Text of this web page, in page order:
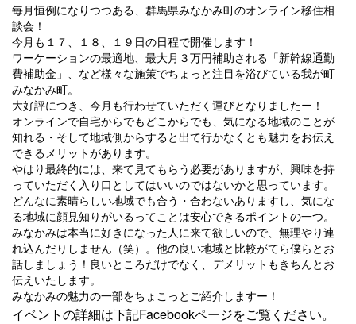
毎月恒例になりつつある、群馬県みなかみ町のオンライン移住相
談会！
今月も１７、１８、１９日の日程で開催します！
ワーケーションの最適地、最大月３万円補助される「新幹線通勤
費補助金」、など様々な施策でちょっと注目を浴びている我が町
みなかみ町。
大好評につき、今月も行わせていただく運びとなりましたー！
オンラインで自宅からでもどこからでも、気になる地域のことが
知れる・そして地域側からすると出て行かなくとも魅力をお伝え
できるメリットがあります。
やはり最終的には、来て見てもらう必要がありますが、興味を持
っていただく入り口としてはいいのではないかと思っています。
どんなに素晴らしい地域でも合う・合わないありますし、気にな
る地域に顔見知りがいるってことは安心できるポイントの一つ。
みなかみは本当に好きになった人に来て欲しいので、無理やり連
れ込んだりしません（笑）。他の良い地域と比較がてら僕らとお
話しましょう！良いところだけでなく、デメリットもきちんとお
伝えいたします。
みなかみの魅力の一部をちょこっとご紹介しますー！
イベントの詳細は下記Facebookページをご覧ください。